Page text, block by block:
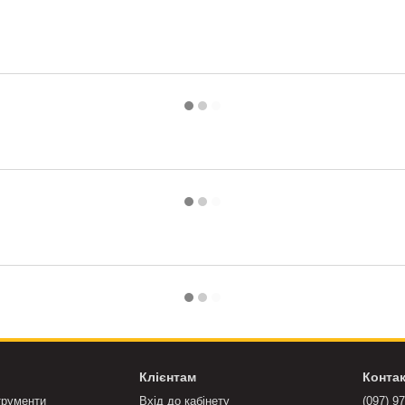
Клієнтам
Вхід до кабінету (097)